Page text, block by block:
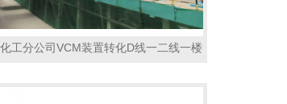
炉侧保温砌筑及防腐工程3
化工分公司VCM装置转化D线一二线一楼管道防腐保温工